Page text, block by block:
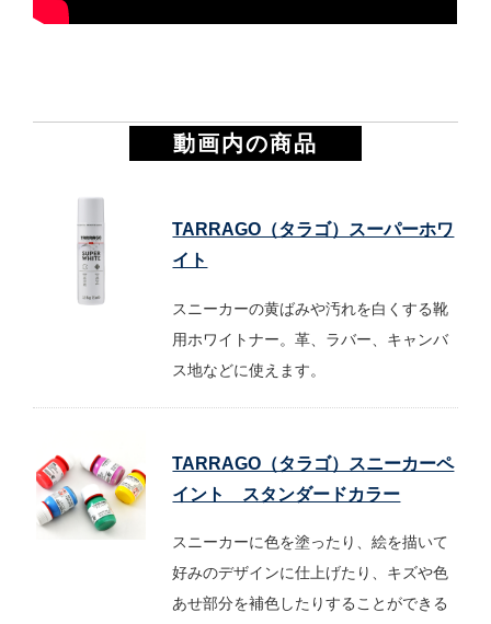
動画内の商品
TARRAGO（タラゴ）スーパーホワ
イト
スニーカーの黄ばみや汚れを白くする靴
用ホワイトナー。革、ラバー、キャンバ
ス地などに使えます。
TARRAGO（タラゴ）スニーカーペ
イント スタンダードカラー
スニーカーに色を塗ったり、絵を描いて
好みのデザインに仕上げたり、キズや色
あせ部分を補色したりすることができる